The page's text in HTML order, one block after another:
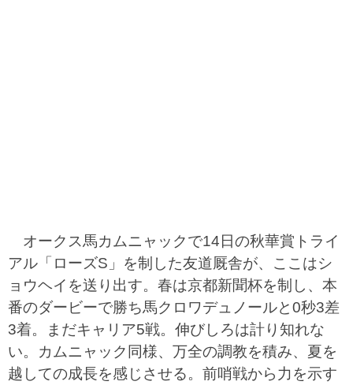
オークス馬カムニャックで14日の秋華賞トライ
アル「ローズS」を制した友道厩舎が、ここはシ
ョウヘイを送り出す。春は京都新聞杯を制し、本
番のダービーで勝ち馬クロワデュノールと0秒3差
3着。まだキャリア5戦。伸びしろは計り知れな
い。カムニャック同様、万全の調教を積み、夏を
越しての成長を感じさせる。前哨戦から力を示す